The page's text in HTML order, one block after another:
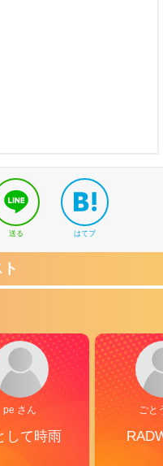
送る はてブ
pe さん
して時雨
ごと